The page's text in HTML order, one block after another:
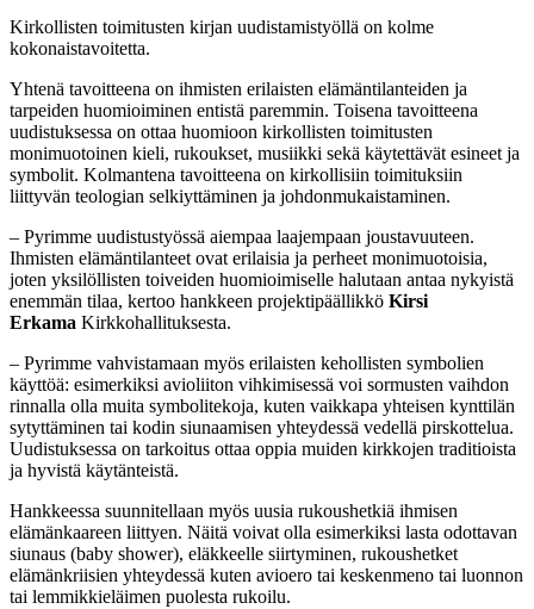
Kirkollisten toimitusten kirjan uudistamistyöllä on kolme
kokonaistavoitetta.
Yhtenä tavoitteena on ihmisten erilaisten elämäntilanteiden ja
tarpeiden huomioiminen entistä paremmin. Toisena tavoitteena
uudistuksessa on ottaa huomioon kirkollisten toimitusten
monimuotoinen kieli, rukoukset, musiikki sekä käytettävät esineet ja
symbolit. Kolmantena tavoitteena on kirkollisiin toimituksiin
liittyvän teologian selkiyttäminen ja johdonmukaistaminen.
– Pyrimme uudistustyössä aiempaa laajempaan joustavuuteen.
Ihmisten elämäntilanteet ovat erilaisia ja perheet monimuotoisia,
joten yksilöllisten toiveiden huomioimiselle halutaan antaa nykyistä
enemmän tilaa, kertoo hankkeen projektipäällikkö Kirsi
Erkama Kirkkohallituksesta.
– Pyrimme vahvistamaan myös erilaisten kehollisten symbolien
käyttöä: esimerkiksi avioliiton vihkimisessä voi sormusten vaihdon
rinnalla olla muita symbolitekoja, kuten vaikkapa yhteisen kynttilän
sytyttäminen tai kodin siunaamisen yhteydessä vedellä pirskottelua.
Uudistuksessa on tarkoitus ottaa oppia muiden kirkkojen traditioista
ja hyvistä käytänteistä.
Hankkeessa suunnitellaan myös uusia rukoushetkiä ihmisen
elämänkaareen liittyen. Näitä voivat olla esimerkiksi lasta odottavan
siunaus (baby shower), eläkkeelle siirtyminen, rukoushetket
elämänkriisien yhteydessä kuten avioero tai keskenmeno tai luonnon
tai lemmikkieläimen puolesta rukoilu.